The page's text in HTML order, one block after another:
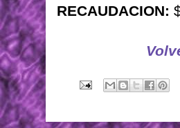
RECAUDACION: